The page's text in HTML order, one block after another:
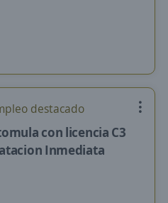
destacado
con licencia C3
Inmediata